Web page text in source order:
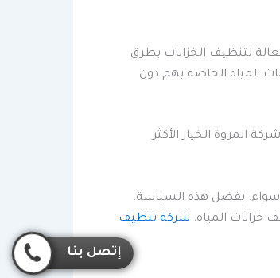
لتنظيف الخزانات بطرق
المياه الخاصة بهم دون
المروة الخيار الأكثر
سواء. بفضل هذه السياسة،
خزانات المياه. شركة تنظيف
إتصل بنا